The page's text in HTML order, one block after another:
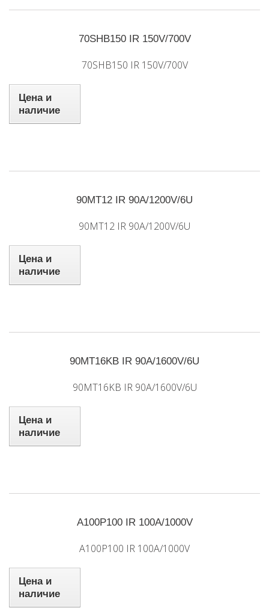
70SHB150 IR 150V/700V
70SHB150 IR 150V/700V
Цена и
наличие
90MT12 IR 90A/1200V/6U
90MT12 IR 90A/1200V/6U
Цена и
наличие
90MT16KB IR 90A/1600V/6U
90MT16KB IR 90A/1600V/6U
Цена и
наличие
A100P100 IR 100A/1000V
A100P100 IR 100A/1000V
Цена и
наличие